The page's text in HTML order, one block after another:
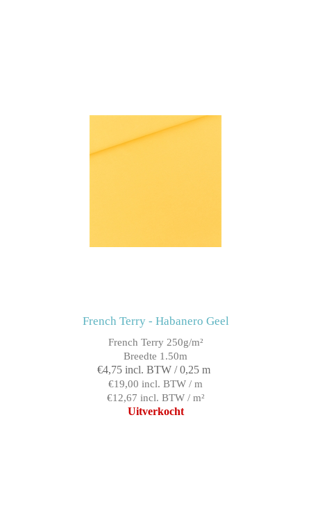
French Terry - Habanero Geel
French Terry 250g/m²
Breedte 1.50m
€4,75 incl. BTW / 0,25 m
€19,00 incl. BTW / m
€12,67 incl. BTW / m²
Uitverkocht